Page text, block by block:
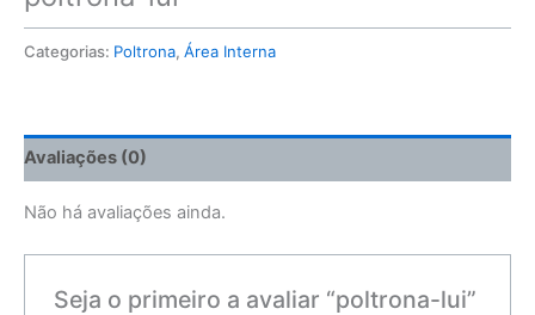
Categorias: Poltrona, Área Interna
Avaliações (0)
Não há avaliações ainda.
Seja o primeiro a avaliar “poltrona-lui”